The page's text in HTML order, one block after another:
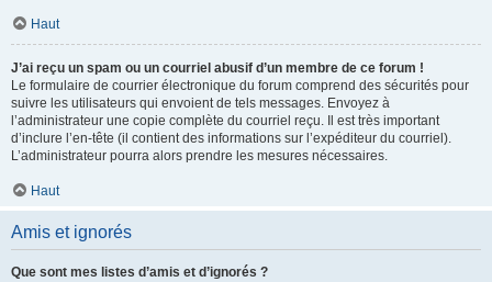
Haut
J’ai reçu un spam ou un courriel abusif d’un membre de ce forum !
Le formulaire de courrier électronique du forum comprend des sécurités pour
suivre les utilisateurs qui envoient de tels messages. Envoyez à
l’administrateur une copie complète du courriel reçu. Il est très important
d’inclure l’en-tête (il contient des informations sur l’expéditeur du courriel).
L’administrateur pourra alors prendre les mesures nécessaires.
Haut
Amis et ignorés
Que sont mes listes d’amis et d’ignorés ?